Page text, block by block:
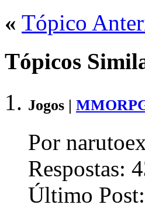
« Tópico
Tópicos
Jogos |
Por
Respostas:
Último Post: